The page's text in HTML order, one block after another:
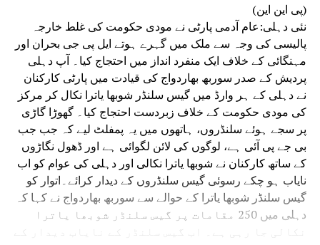
(پی این این)
نئی دہلی:عام آدمی پارٹی نے مودی حکومت کی غلط خارجہ
پالیسی کی وجہ سے ملک میں گہرے ہوتے ایل پی جی بحران اور
مہنگائی کے خلاف ایک منفرد انداز میں احتجاج کیا۔ آپ دہلی
پردیش کے صدر سوربھ بھاردواج کی قیادت میں پارٹی کارکنان
نے دہلی کے ہر وارڈ میں گیس سلنڈر شوبھا یاترا نکال کر مرکز
کی مودی حکومت کے خلاف زبردست احتجاج کیا۔ گھوڑا گاڑی
پر سجے ہوئے سلنڈروں، ہاتھوں میں یہ پمفلٹ لیے کہ جب جب
بی جے پی آئی ہے، لوگوں کی لائن لگوائی ہے اور ڈھول نگاڑوں
کے ساتھ کارکنان نے شوبھا یاترا نکالی اور دہلی کی عوام کو اب
نایاب ہو چکے رسوئی گیس سلنڈروں کے دیدار کرائے۔اتوار کو
گیس سلنڈر شوبھا یاترا کے حوالے سے سوربھ بھاردواج نے کہا کہ
دہلی میں 250 مقامات پر گیس سلنڈر شوبھا یاترا